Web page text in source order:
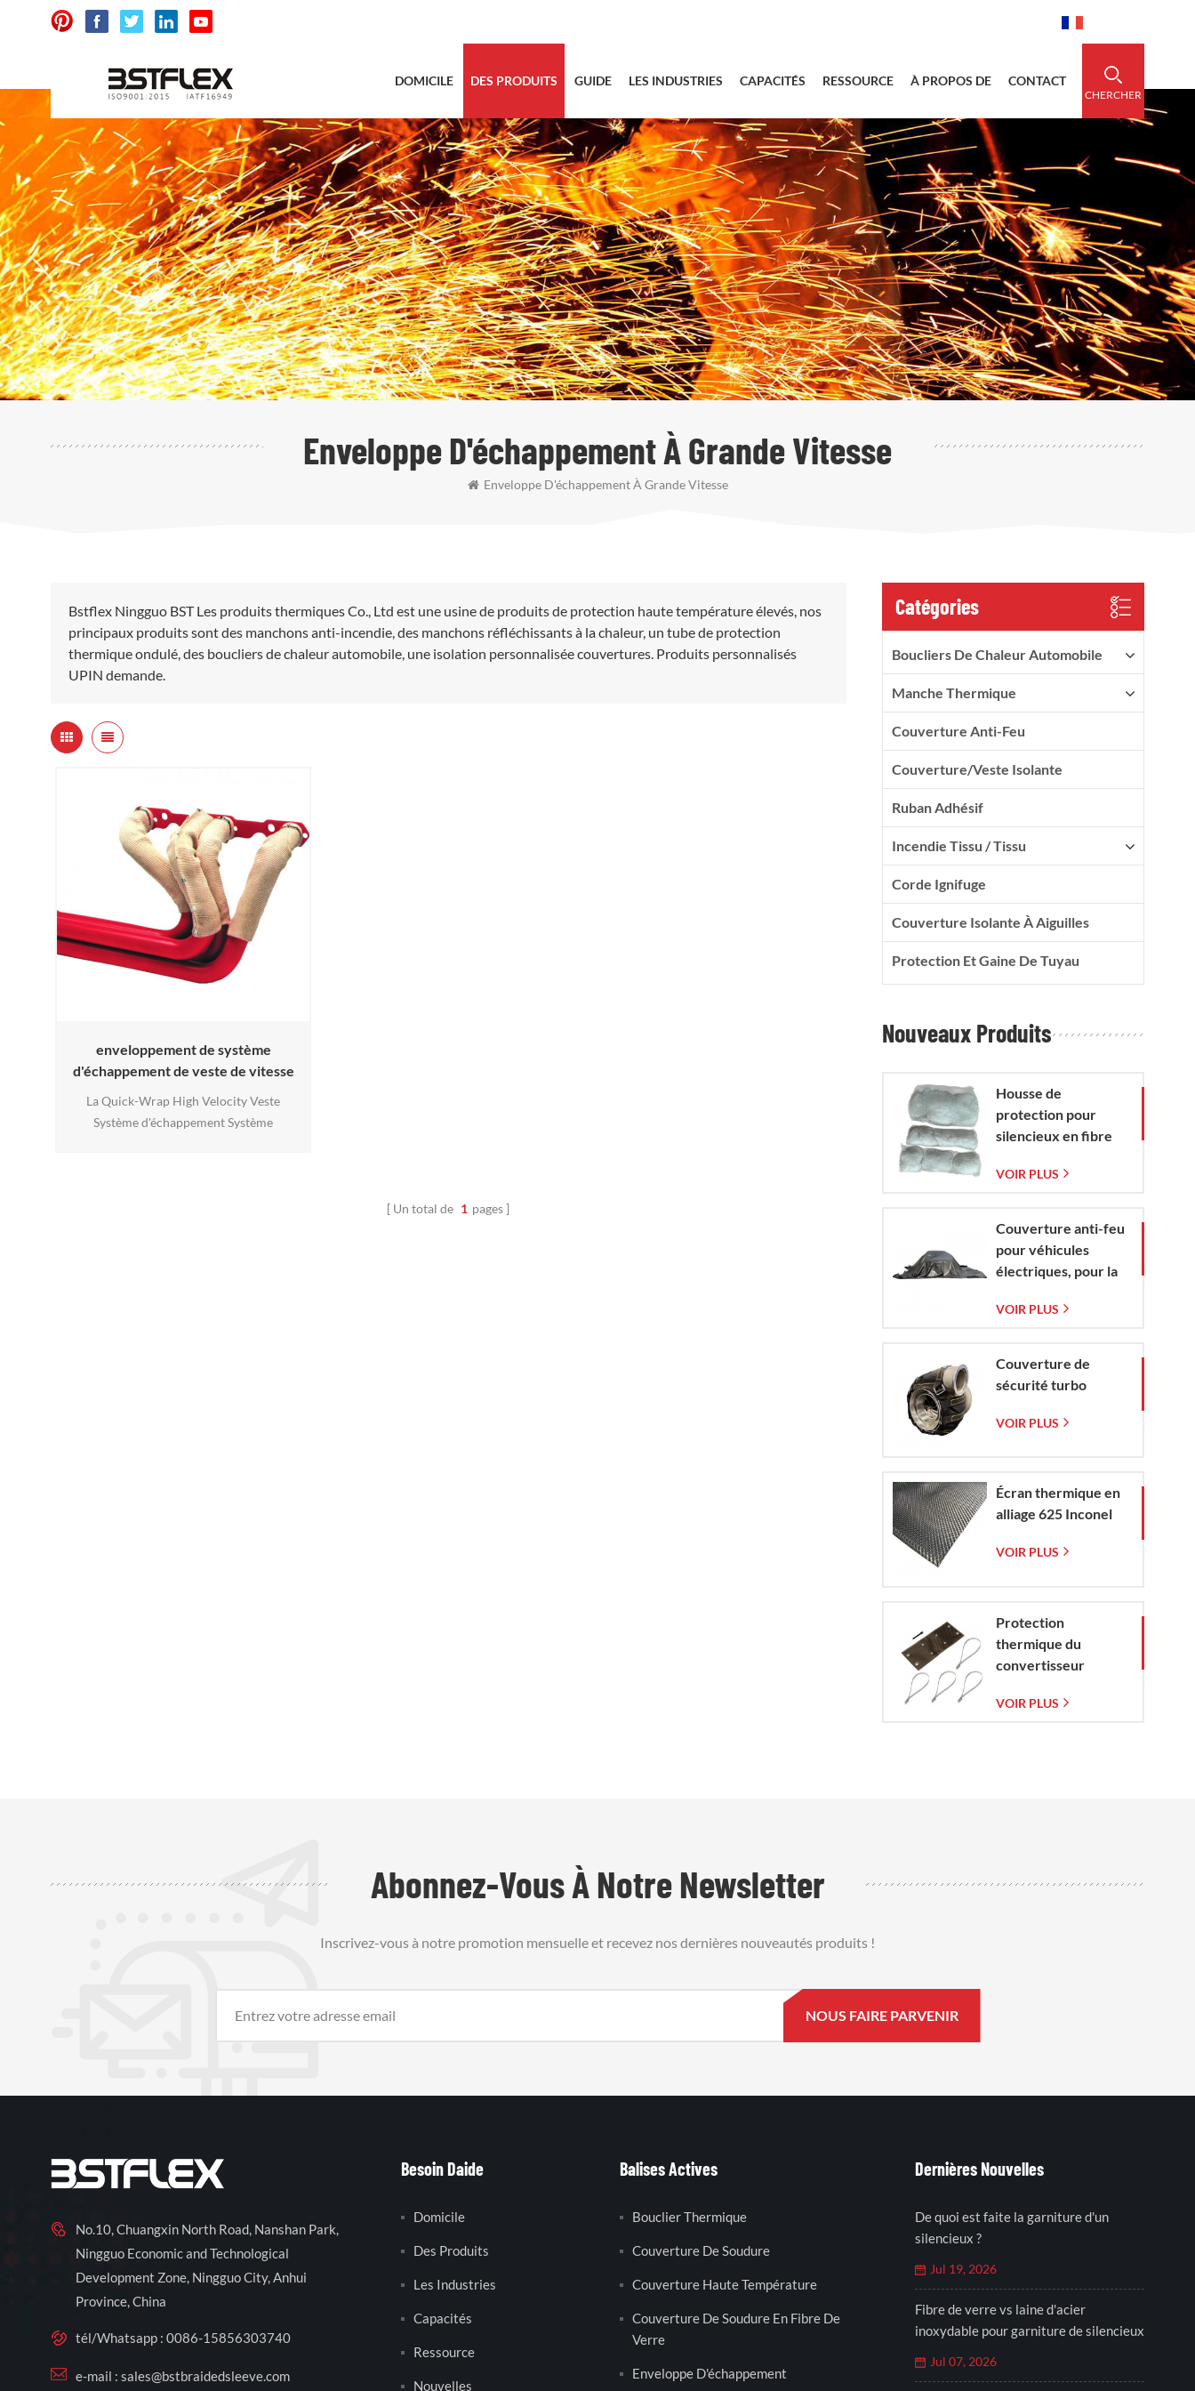
CHERCHER
DOMICILE DES PRODUITS GUIDE LES INDUSTRIES CAPACITÉS RESSOURCE À PROPOS DE CONTACT
Enveloppe D'échappement À Grande Vitesse
Enveloppe D'échappement À Grande Vitesse
Bstflex Ningguo BST Les produits thermiques Co., Ltd est une usine de produits de protection haute température élevés, nos
principaux produits sont des manchons anti-incendie, des manchons réfléchissants à la chaleur, un tube de protection
thermique ondulé, des boucliers de chaleur automobile, une isolation personnalisée couvertures. Produits personnalisés
UPIN demande.
enveloppement de système
d'échappement de veste de vitesse
La Quick-Wrap High Velocity Veste
Système d'échappement Système
Un total de 1 pages
Catégories
Boucliers De Chaleur Automobile
Manche Thermique
Couverture Anti-Feu
Couverture/veste Isolante
Ruban Adhésif
Incendie Tissu / Tissu
Corde Ignifuge
Couverture Isolante À Aiguilles
Protection Et Gaine De Tuyau
Nouveaux Produits
Housse de
protection pour
silencieux en fibre
maille de verre
VOIR PLUS
Couverture anti-feu
pour véhicules
électriques, pour la
les incendies de
électriques et de
voitures en situation
VOIR PLUS
Couverture de
sécurité turbo
VOIR PLUS
Écran thermique en
alliage 625 Inconel
VOIR PLUS
Protection
thermique du
convertisseur
Corvette C7 (2014-
VOIR PLUS
Abonnez-Vous À Notre Newsletter
Inscrivez-vous à notre promotion mensuelle et recevez nos dernières nouveautés produits !
No.10, Chuangxin North Road, Nanshan Park,
Ningguo Economic and Technological
Development Zone, Ningguo City, Anhui
Province, China
tél/Whatsapp : 0086-15856303740
e-mail : sales@bstbraidedsleeve.com
Besoin Daide
Domicile
Des Produits
Les Industries
Capacités
Ressource
Nouvelles
Balises Actives
Bouclier Thermique
Couverture De Soudure
Couverture Haute Température
Couverture De Soudure En Fibre De
Verre
Enveloppe D'échappement
Dernières Nouvelles
De quoi est faite la garniture d'un
silencieux ?
Jul 19, 2026
Fibre de verre vs laine d'acier
inoxydable pour garniture de silencieux
Jul 07, 2026